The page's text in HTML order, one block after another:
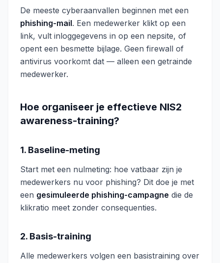
De meeste cyberaanvallen beginnen met een
phishing-mail. Een medewerker klikt op een
link, vult inloggegevens in op een nepsite, of
opent een besmette bijlage. Geen firewall of
antivirus voorkomt dat — alleen een getrainde
medewerker.
Hoe organiseer je effectieve NIS2
awareness-training?
1. Baseline-meting
Start met een nulmeting: hoe vatbaar zijn je
medewerkers nu voor phishing? Dit doe je met
een gesimuleerde phishing-campagne die de
klikratio meet zonder consequenties.
2. Basis-training
Alle medewerkers volgen een basistraining over